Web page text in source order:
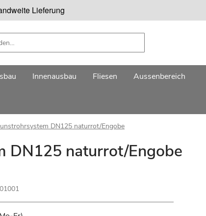
Lieferung
Innenausbau Fliesen Aussenbereich
DN125 naturrot/Engobe
DN125 naturrot/Engobe